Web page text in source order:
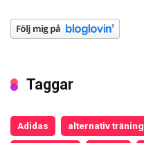
Taggar
Adidas alternativ träning